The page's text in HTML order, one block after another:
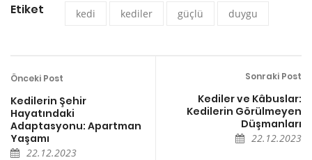
Etiket kedi kediler güçlü duygu
Önceki Post
Kedilerin Şehir
Hayatındaki
Adaptasyonu: Apartman
Yaşamı
22.12.2023
Sonraki Post
Kediler ve Kâbuslar:
Kedilerin Görülmeyen
Düşmanları
22.12.2023